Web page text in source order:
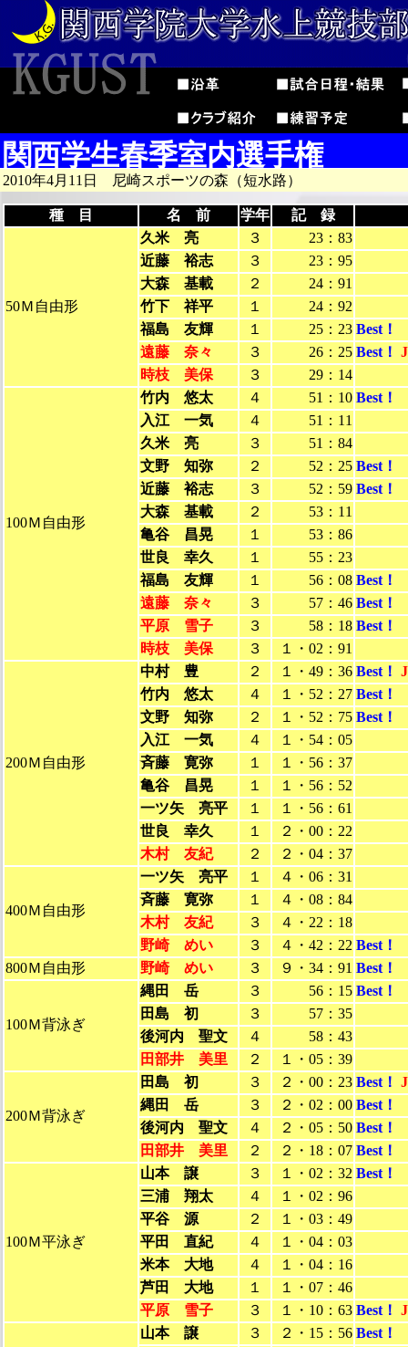
関西学生春季室内選手権
2010年4月11日 尼崎スポーツの森（短水路）
種 目 名 前 学年 記 録
50Ｍ自由形
久米 亮 ３
23：83
近藤 裕志
３
23：95
大森 基載
２
24：91
竹下 祥平
１
24：92
福島 友輝
１ 25：23 Best！
遠藤 奈々
３ 26：25 Best！
時枝 美保
３ 29：14
100Ｍ自由形
竹内 悠太 ４ 51：10 Best！
入江 一気
４
51：11
久米 亮
３
51：84
文野 知弥
２ 52：25 Best！
近藤 裕志
３ 52：59 Best！
大森 基載
２
53：11
亀谷 昌晃
１
53：86
世良 幸久
１
55：23
福島 友輝
１ 56：08 Best！
遠藤 奈々
３ 57：46 Best！
平原 雪子
３ 58：18 Best！
時枝 美保
３ １・02：91
200Ｍ自由形
中村 豊 ２ １・49：36 Best！
竹内 悠太
４ １・52：27 Best！
文野 知弥
２ １・52：75 Best！
入江 一気
４
１・54：05
斉藤 寛弥
１
１・56：37
亀谷 昌晃
１
１・56：52
一ツ矢 亮平
１
１・56：61
世良 幸久
１
２・00：22
木村 友紀
２ ２・04：37
400Ｍ自由形
一ツ矢 亮平 １
４・06：31
斉藤 寛弥
１
４・08：84
木村 友紀
３
４・22：18
野崎 めい
３ ４・42：22 Best！
800Ｍ自由形
野崎 めい ３ ９・34：91 Best！
100Ｍ背泳ぎ
縄田 岳 ３ 56：15 Best！
田島 初
３
57：35
後河内 聖文
４
58：43
田部井 美里
２ １・05：39
200Ｍ背泳ぎ
田島 初 ３ ２・00：23 Best！
縄田 岳
３ ２・02：00 Best！
後河内 聖文
４ ２・05：50 Best！
田部井 美里
２ ２・18：07 Best！
100Ｍ平泳ぎ
山本 譲 ３ １・02：32 Best！
三浦 翔太
４
１・02：96
平谷 源
２
１・03：49
平田 直紀
４
１・04：03
米本 大地
４
１・04：16
芦田 大地
１
１・07：46
平原 雪子
３ １・10：63 Best！
山本 譲 ３ ２・15：56 Best！